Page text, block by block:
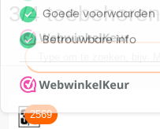
3/4 toebehoren
2569